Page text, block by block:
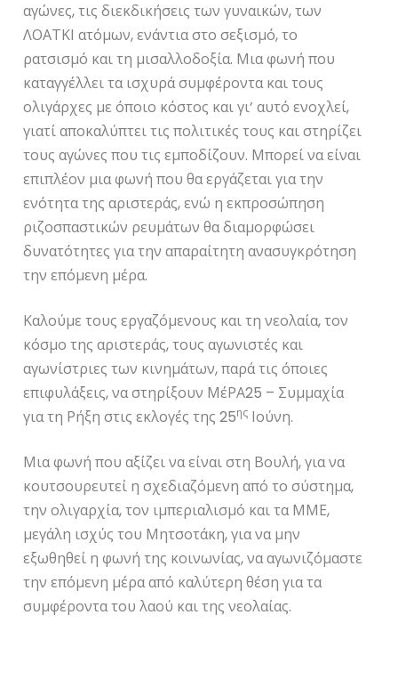
αγώνες, τις διεκδικήσεις των γυναικών, των
ΛΟΑΤΚΙ ατόμων, ενάντια στο σεξισμό, το
ρατσισμό και τη μισαλλοδοξία. Μια φωνή που
καταγγέλλει τα ισχυρά συμφέροντα και τους
ολιγάρχες με όποιο κόστος και γι’ αυτό ενοχλεί,
γιατί αποκαλύπτει τις πολιτικές τους και στηρίζει
τους αγώνες που τις εμποδίζουν. Μπορεί να είναι
επιπλέον μια φωνή που θα εργάζεται για την
ενότητα της αριστεράς, ενώ η εκπροσώπηση
ριζοσπαστικών ρευμάτων θα διαμορφώσει
δυνατότητες για την απαραίτητη ανασυγκρότηση
την επόμενη μέρα.
Καλούμε τους εργαζόμενους και τη νεολαία, τον
κόσμο της αριστεράς, τους αγωνιστές και
αγωνίστριες των κινημάτων, παρά τις όποιες
επιφυλάξεις, να στηρίξουν ΜέΡΑ25 – Συμμαχία
για τη Ρήξη στις εκλογές της 25ης Ιούνη.
Μια φωνή που αξίζει να είναι στη Βουλή, για να
κουτσουρευτεί η σχεδιαζόμενη από το σύστημα,
την ολιγαρχία, τον ιμπεριαλισμό και τα ΜΜΕ,
μεγάλη ισχύς του Μητσοτάκη, για να μην
εξωθηθεί η φωνή της κοινωνίας, να αγωνιζόμαστε
την επόμενη μέρα από καλύτερη θέση για τα
συμφέροντα του λαού και της νεολαίας.